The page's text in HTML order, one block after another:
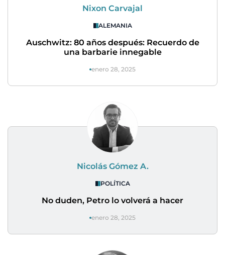
Nixon Carvajal
ALEMANIA
Auschwitz: 80 años después: Recuerdo de
una barbarie innegable
enero 28, 2025
Nicolás Gómez A.
POLÍTICA
No duden, Petro lo volverá a hacer
enero 28, 2025